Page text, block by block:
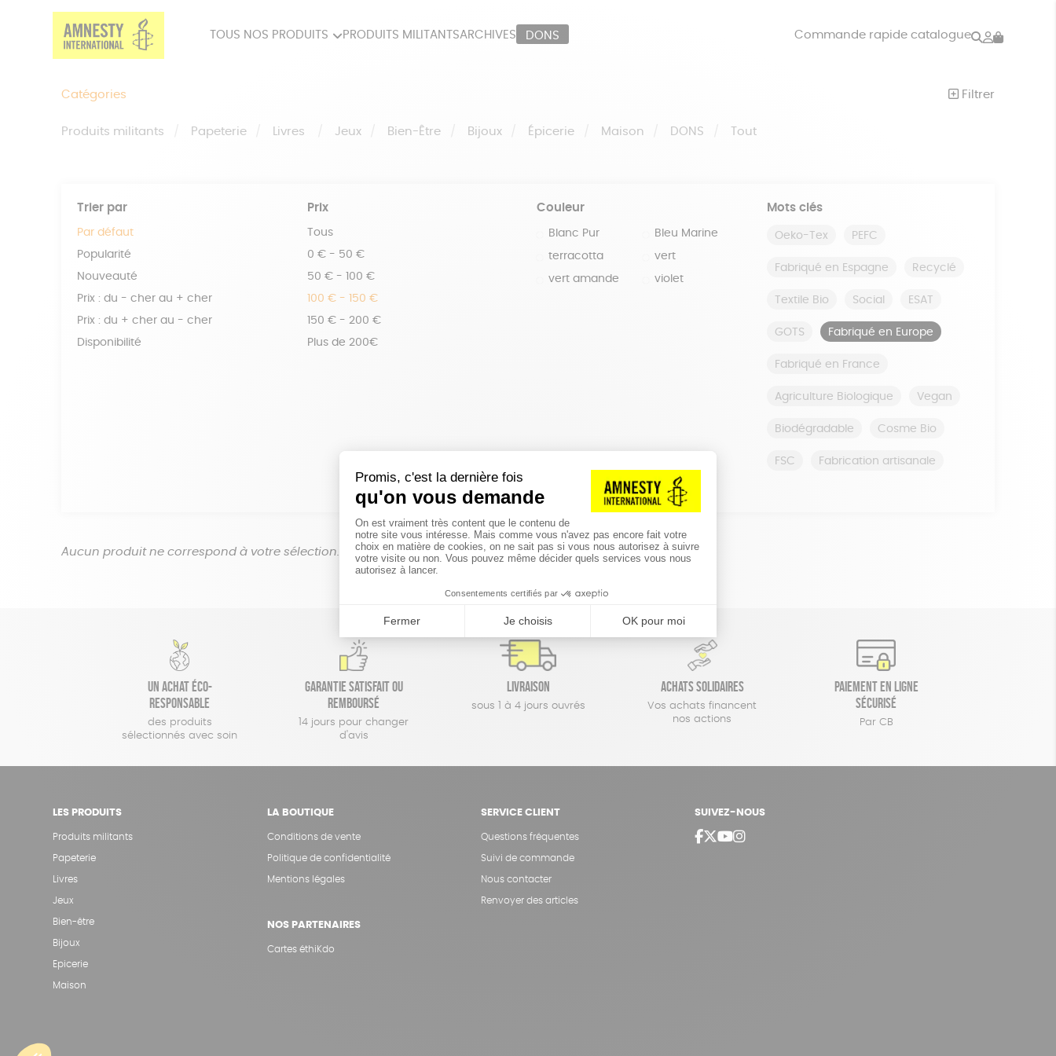
TOUS NOS PRODUITS PRODUITS MILITANTSARCHIVES DONS Commande rapide catalogue Rechercher
Mon
Catégories Filtrer
Produits militants Papeterie Livres Jeux Bien-Être Bijoux Épicerie Maison DONS Tout
Trier par
Par défaut
Popularité
Nouveauté
Prix : du - cher au + cher
Prix : du + cher au - cher
Disponibilité
Prix
Tous
0 € - 50 €
50 € - 100 €
100 € - 150 €
150 € - 200 €
Plus de 200€
Couleur
Blanc Pur Bleu Marine
terracotta vert
vert amande violet
Mots clés
Oeko-Tex PEFC
Fabriqué en Espagne Recyclé
Textile Bio Social ESAT
GOTS Fabriqué en Europe
Fabriqué en France
Agriculture Biologique Vegan
Biodégradable Cosme Bio
FSC Fabrication artisanale
Aucun produit ne correspond à votre sélection.
Un achat éco-
responsable
des produits
sélectionnés avec soin
Garantie satisfait ou
remboursé
14 jours pour changer
d'avis
Livraison
sous 1 à 4 jours ouvrés
Achats solidaires
Vos achats financent
nos actions
Paiement en ligne
sécurisé
Par CB
LES PRODUITS
Produits militants
Papeterie
Livres
Jeux
Bien-être
Bijoux
Epicerie
Maison
LA BOUTIQUE
Conditions de vente
Politique de confidentialité
Mentions légales
NOS PARTENAIRES
Cartes éthiKdo
SERVICE CLIENT
Questions fréquentes
Suivi de commande
Nous contacter
Renvoyer des articles
SUIVEZ-NOUS